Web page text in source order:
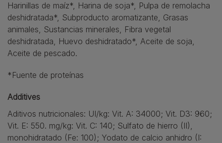
Harinillas de maíz*, Harina de soja*, Pulpa de remolacha
deshidratada*, Subproducto aromatizante, Grasas
animales, Sustancias minerales, Fibra vegetal
deshidratada, Huevo deshidratado*, Aceite de soja,
Aceite de pescado.
*Fuente de proteínas
Additives
Aditivos nutricionales: UI/kg: Vit. A: 34000; Vit. D3: 960;
Vit. E: 550. mg/kg: Vit. C: 140; Sulfato de hierro (II),
monohidratado (Fe: 100); Yodato de calcio anhidro (I: